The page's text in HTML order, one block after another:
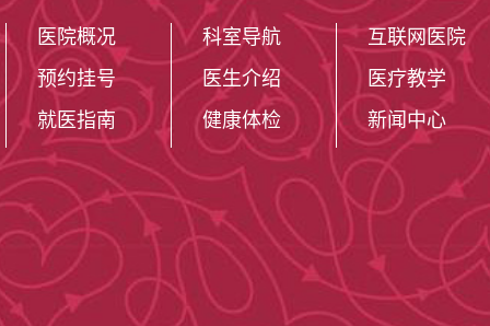
医院概况
预约挂号
就医指南
科室导航
医生介绍
健康体检
互联网医院
医疗教学
新闻中心